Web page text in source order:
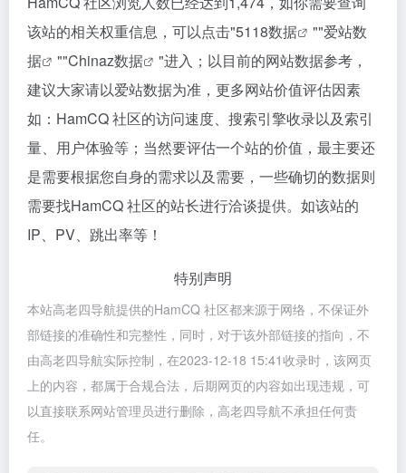
该站的相关权重信息，可以点击"5118数据 ""爱站数
据
""Chinaz数据
"进入；以目前的网站数据参考，
建议大家请以爱站数据为准，更多网站价值评估因素
如：HamCQ 社区的访问速度、搜索引擎收录以及索引
量、用户体验等；当然要评估一个站的价值，最主要还
是需要根据您自身的需求以及需要，一些确切的数据则
需要找HamCQ 社区的站长进行洽谈提供。如该站的
IP、PV、跳出率等！
特别声明
本站高老四导航提供的HamCQ 社区都来源于网络，不保证外
部链接的准确性和完整性，同时，对于该外部链接的指向，不
由高老四导航实际控制，在2023-12-18 15:41收录时，该网页
上的内容，都属于合规合法，后期网页的内容如出现违规，可
以直接联系网站管理员进行删除，高老四导航不承担任何责
任。